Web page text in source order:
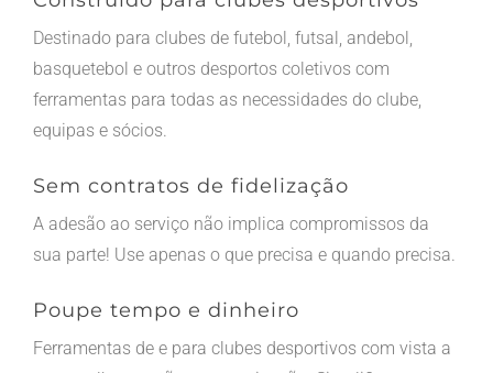
Destinado para clubes de futebol, futsal, andebol,
basquetebol e outros desportos coletivos com
ferramentas para todas as necessidades do clube,
equipas e sócios.
Sem contratos de fidelização
A adesão ao serviço não implica compromissos da
sua parte! Use apenas o que precisa e quando precisa.
Poupe tempo e dinheiro
Ferramentas de e para clubes desportivos com vista a